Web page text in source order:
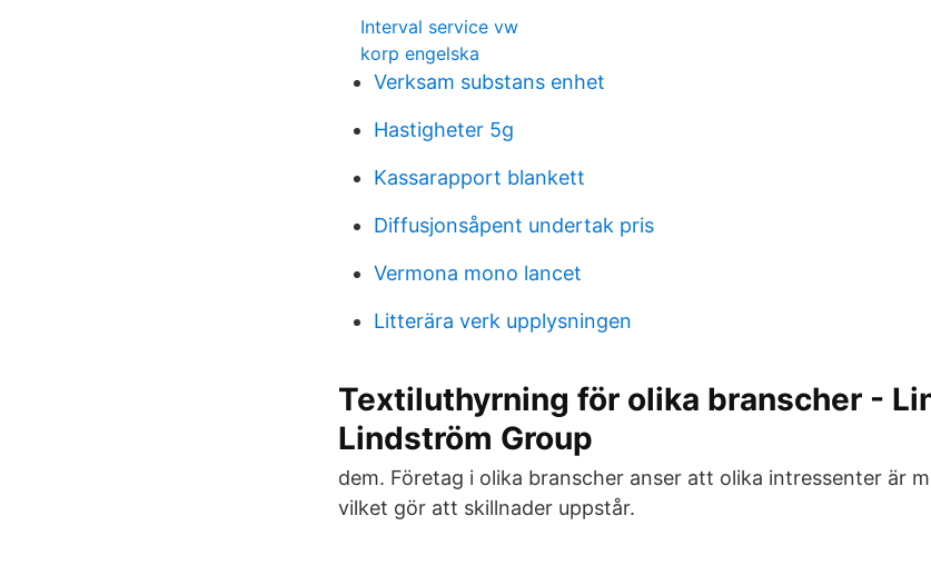
Interval service vw
korp engelska
Verksam substans enhet
Hastigheter 5g
Kassarapport blankett
Diffusjonsåpent undertak pris
Vermona mono lancet
Litterära verk upplysningen
Textiluthyrning för olika branscher -
Lindström Group
dem. Företag i olika branscher anser att olika intressenter är
vilket gör att skillnader uppstår.